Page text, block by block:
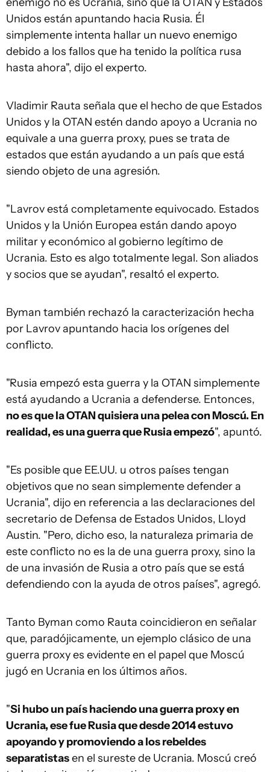
Unidos están apuntando hacia Rusia. Él
simplemente intenta hallar un nuevo enemigo
debido a los fallos que ha tenido la política rusa
hasta ahora", dijo el experto.
Vladimir Rauta señala que el hecho de que Estados
Unidos y la OTAN estén dando apoyo a Ucrania no
equivale a una guerra proxy, pues se trata de
estados que están ayudando a un país que está
siendo objeto de una agresión.
"Lavrov está completamente equivocado. Estados
Unidos y la Unión Europea están dando apoyo
militar y económico al gobierno legítimo de
Ucrania. Esto es algo totalmente legal. Son aliados
y socios que se ayudan", resaltó el experto.
Byman también rechazó la caracterización hecha
por Lavrov apuntando hacia los orígenes del
conflicto.
"Rusia empezó esta guerra y la OTAN simplemente
está ayudando a Ucrania a defenderse. Entonces,
no es que la OTAN quisierauna pelea con Moscú. En
realidad, es una guerra que Rusia empezó", apuntó.
"Es posible que EE.UU. u otros países tengan
objetivos que no sean simplemente defender a
Ucrania", dijo en referencia a las declaraciones del
secretario de Defensa de Estados Unidos, Lloyd
Austin. "Pero, dicho eso, la naturaleza primaria de
este conflicto no es la de una guerra proxy, sino la
de una invasión de Rusia a otro país que se está
defendiendo con la ayuda de otros países", agregó.
Tanto Byman como Rauta coincidieron en señalar
que, paradójicamente, un ejemplo clásico de una
guerra proxy es evidente en el papel que Moscú
jugó en Ucrania en los últimos años.
"Si hubo un país haciendo una guerra proxy en
Ucrania, ese fue Rusia que desde 2014 estuvo
apoyando y promoviendo a los rebeldes
separatistasen el sureste de Ucrania. Moscú creó